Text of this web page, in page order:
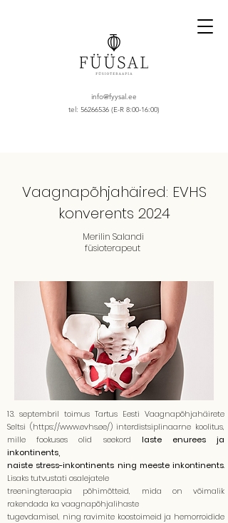
info@fyysal.ee
tel: 56266536 (E-R 8:00-16:00)
Vaagnapõhjahäired: EVHS
konverents 2024
Merilin Salandi
füsioterapeut
13. septembril toimus Tartus Eesti Vaagnapõhjahäirete
Seltsi (https://www.evhs.ee/)interdistsiplinaarne koolitus,
mille fookuses olid seekord laste enurees ja
inkontinents,
naiste stress-inkontinents ning meeste inkontinents.
Lisaks tutvustati osalejatele
treeningteraapia põhimõtteid, mida on võimalik
rakendada ka vaagnapõhjalihaste
tugevdamisel, ning ravimite koostoimeid ja hemorroidide